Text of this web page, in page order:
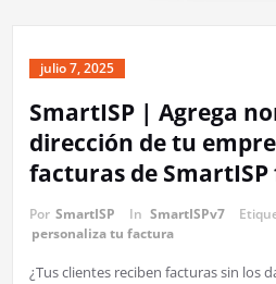
julio 7, 2025
SmartISP | Agrega
dirección de tu
facturas de
Por SmartISP In SmartISPv7
personaliza tu factura
¿Tus clientes reciben facturas sin los